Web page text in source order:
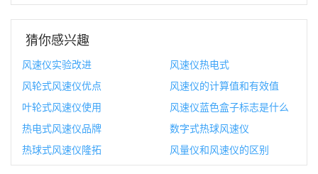
猜你感兴趣
风速仪实验改进
风速仪热电式
风轮式风速仪优点
风速仪的计算值和有效值
叶轮式风速仪使用
风速仪蓝色盒子标志是什么
热电式风速仪品牌
数字式热球风速仪
热球式风速仪隆拓
风量仪和风速仪的区别